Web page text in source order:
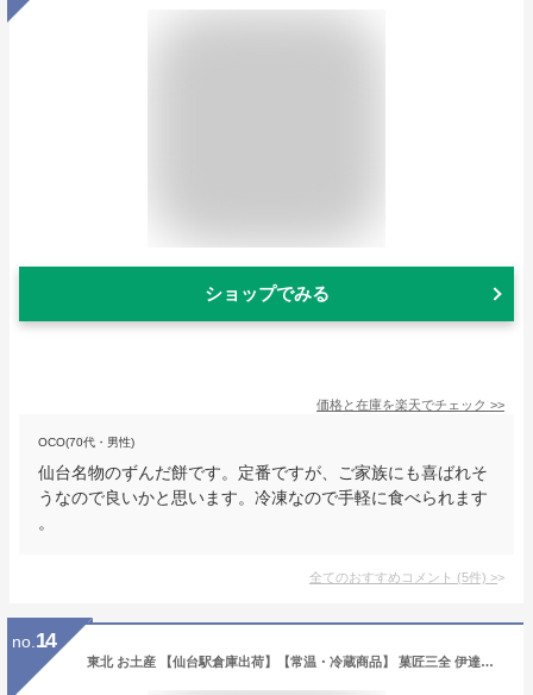
ショップでみる
価格と在庫を楽天でチェック >>
OCO(70代・男性)
仙台名物のずんだ餅です。定番ですが、ご家族にも喜ばれそ
うなので良いかと思います。冷凍なので手軽に食べられます
。
全てのおすすめコメント (5件) >
no. 14
東北 お土産 【仙台駅倉庫出荷】【常温・冷蔵商品】 菓匠三全 伊達絵巻21個入 仙台 土産 東北みやげ お菓子 スイーツ グルメ おとりよせ お年賀 お中元 御中元 お歳暮 御歳暮 内祝い お取り寄せ ギフト プレゼント のし可